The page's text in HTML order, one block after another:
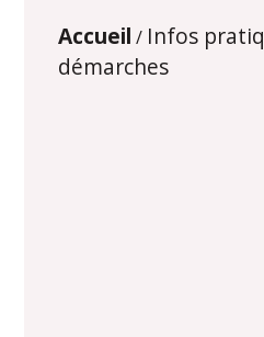
Accueil / Infos
démarches